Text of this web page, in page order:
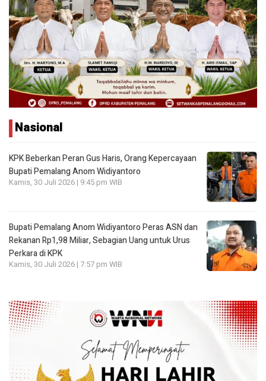
Nasional
KPK Beberkan Peran Gus Haris, Orang Kepercayaan
Bupati Pemalang Anom Widiyantoro
Kamis, 30 Juli 2026 | 9:45 pm WIB
Bupati Pemalang Anom Widiyantoro Peras ASN dan
Rekanan Rp1,98 Miliar, Sebagian Uang untuk Urus
Perkara di KPK
Kamis, 30 Juli 2026 | 7:57 pm WIB